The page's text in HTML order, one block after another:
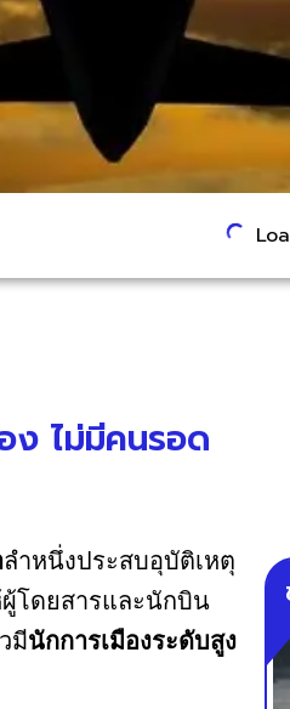
ง ไม่มีคนรอด
ลำหนึ่งประสบอุบัติเหตุ
ผู้โดยสารและนักบิน
มีนักการเมืองระดับสูง